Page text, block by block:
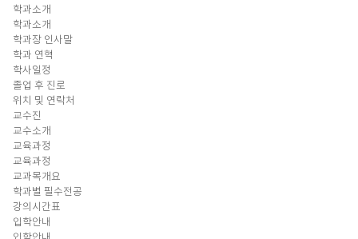
학과소개
학과소개
학과장 인사말
학과 연혁
학사일정
졸업 후 진로
위치 및 연락처
교수진
교수소개
교육과정
교육과정
교과목개요
학과별 필수전공
강의시간표
입학안내